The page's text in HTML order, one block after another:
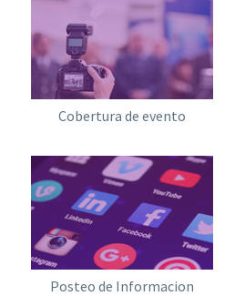
Cobertura de evento
Posteo de Informacion